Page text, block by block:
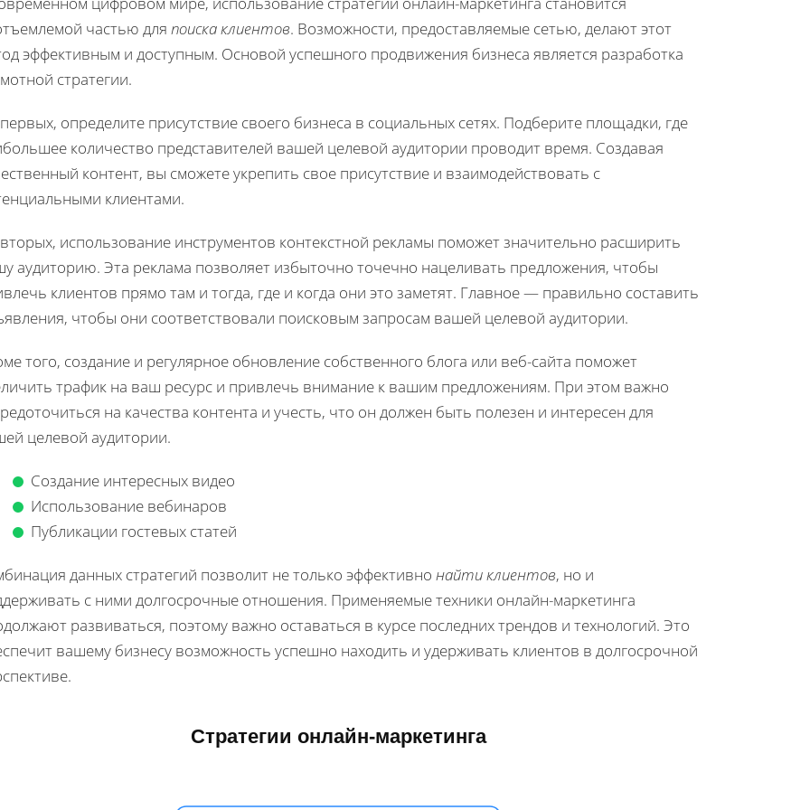
частью для поиска клиентов. Возможности, предоставляемые сетью, делают этот
эффективным и доступным. Основой успешного продвижения бизнеса является разработка
стратегии.
определите присутствие своего бизнеса в социальных сетях. Подберите площадки, где
количество представителей вашей целевой аудитории проводит время. Создавая
контент, вы сможете укрепить свое присутствие и взаимодействовать с
клиентами.
использование инструментов контекстной рекламы поможет значительно расширить
аудиторию. Эта реклама позволяет избыточно точечно нацеливать предложения, чтобы
клиентов прямо там и тогда, где и когда они это заметят. Главное — правильно составить
чтобы они соответствовали поисковым запросам вашей целевой аудитории.
того, создание и регулярное обновление собственного блога или веб-сайта поможет
трафик на ваш ресурс и привлечь внимание к вашим предложениям. При этом важно
на качества контента и учесть, что он должен быть полезен и интересен для
целевой аудитории.
Создание интересных видео
Использование вебинаров
Публикации гостевых статей
данных стратегий позволит не только эффективно найти клиентов, но и
с ними долгосрочные отношения. Применяемые техники онлайн-маркетинга
развиваться, поэтому важно оставаться в курсе последних трендов и технологий. Это
вашему бизнесу возможность успешно находить и удерживать клиентов в долгосрочной
Стратегии онлайн-маркетинга